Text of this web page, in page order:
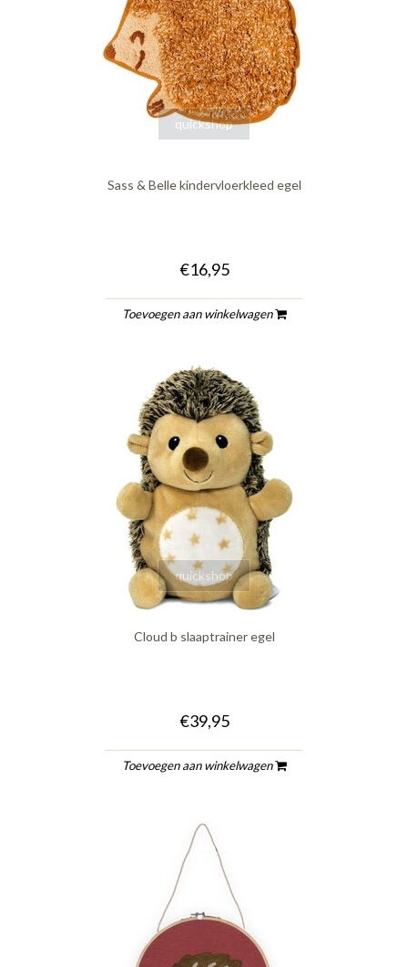
quickshop
Sass & Belle kindervloerkleed egel
€16,95
Toevoegen aan winkelwagen
quickshop
Cloud b slaaptrainer egel
€39,95
Toevoegen aan winkelwagen